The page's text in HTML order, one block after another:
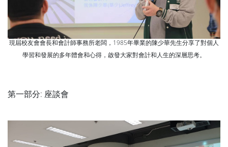
現屆校友會會長和會計師事務所老闆，1985年畢業的陳少華先生分享了對個人
學習和發展的多年體會和心得，啟發大家對會計和人生的深層思考。
第一部分: 座談會